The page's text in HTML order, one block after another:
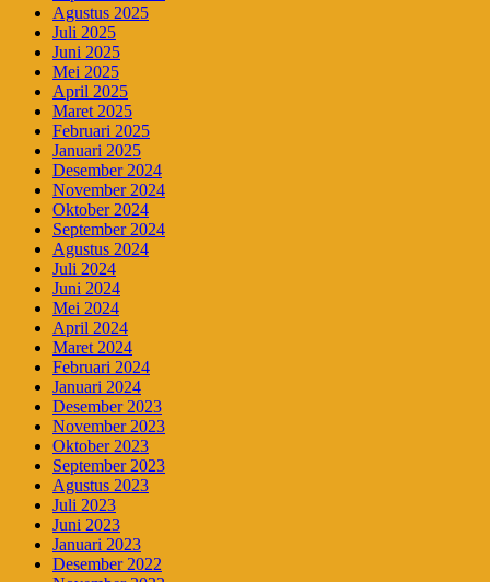
Agustus 2025
Juli 2025
Juni 2025
Mei 2025
April 2025
Maret 2025
Februari 2025
Januari 2025
Desember 2024
November 2024
Oktober 2024
September 2024
Agustus 2024
Juli 2024
Juni 2024
Mei 2024
April 2024
Maret 2024
Februari 2024
Januari 2024
Desember 2023
November 2023
Oktober 2023
September 2023
Agustus 2023
Juli 2023
Juni 2023
Januari 2023
Desember 2022